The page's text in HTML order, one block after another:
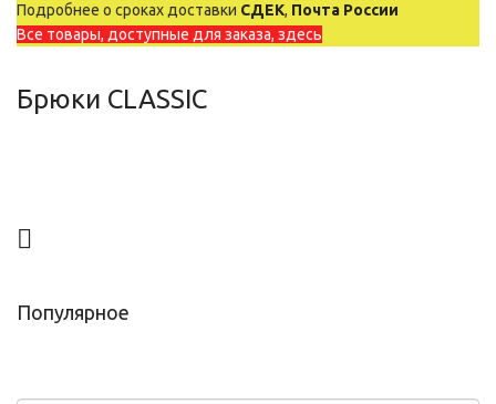
Подробнее о сроках доставки СДЕК, Почта России
Все товары, доступные для заказа, здесь
Брюки CLASSIC
Популярное